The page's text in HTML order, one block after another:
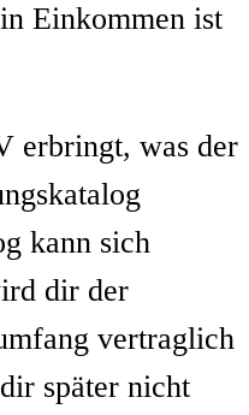
Einkommen ist
erbringt, was der
kann sich
dir der
vertraglich
später nicht